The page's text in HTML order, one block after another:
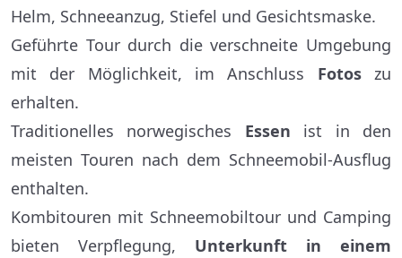
Helm, Schneeanzug, Stiefel und Gesichtsmaske.
Geführte Tour durch die verschneite Umgebung
mit der Möglichkeit, im Anschluss Fotoszu
erhalten.
Traditionelles norwegisches Essen ist in den
meisten Touren nach dem Schneemobil-Ausflug
enthalten.
Kombitouren mit Schneemobiltour und Camping
bieten Verpflegung, Unterkunft in einem